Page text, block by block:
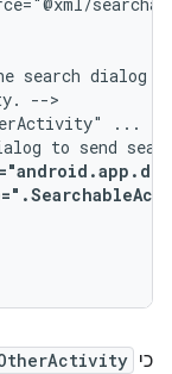
search dialog
...
to send
כי